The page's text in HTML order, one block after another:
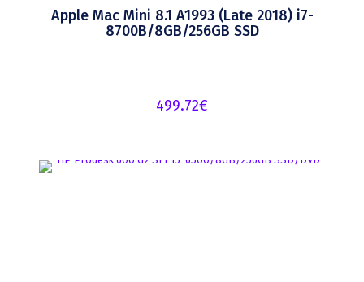
Apple Mac Mini 8.1 A1993 (Late 2018) i7-
8700B/8GB/256GB SSD
499.72€